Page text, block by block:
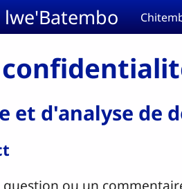
et d'analyse de
question ou un